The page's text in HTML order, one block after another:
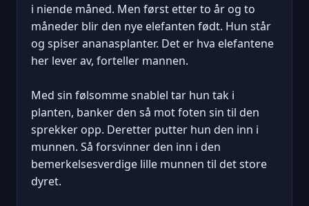
i niende måned. Men først etter to år og to
måneder blir den nye elefanten født. Hun står
og spiser ananasplanter. Det er hva elefantene
her lever av, forteller mannen.
Med sin følsomme snablel tar hun tak i
planten, banker den så mot foten sin til den
sprekker opp. Deretter putter hun den inn i
munnen. Så forsvinner den inn i den
bemerkelsesverdige lille munnen til det store
dyret.